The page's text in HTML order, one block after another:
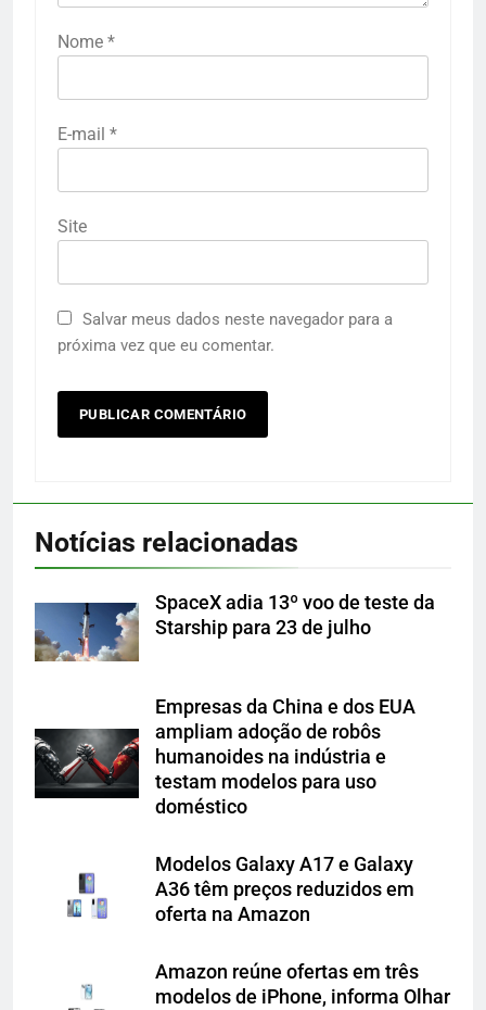
Nome *
E-mail *
Site
Salvar meus dados neste navegador para a
próxima vez que eu comentar.
Notícias relacionadas
SpaceX adia 13º voo de teste da
Starship para 23 de julho
Empresas da China e dos EUA
ampliam adoção de robôs
humanoides na indústria e
testam modelos para uso
doméstico
Modelos Galaxy A17 e Galaxy
A36 têm preços reduzidos em
oferta na Amazon
Amazon reúne ofertas em três
modelos de iPhone, informa Olhar